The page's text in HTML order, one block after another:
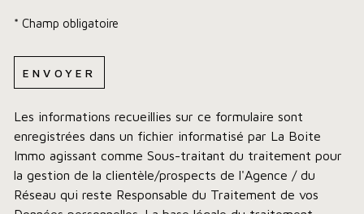
* Champ obligatoire
ENVOYER
Les informations recueillies sur ce formulaire sont
enregistrées dans un fichier informatisé par La Boite
Immo agissant comme Sous-traitant du traitement pour
la gestion de la clientèle/prospects de l'Agence / du
Réseau qui reste Responsable du Traitement de vos